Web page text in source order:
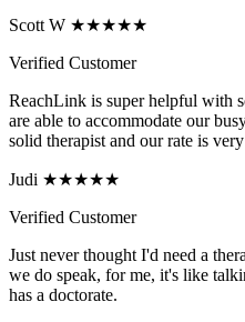
Scott W ★★★★★
Verified Customer
ReachLink is super helpful with
are able to accommodate our
solid therapist and our rate is
Judi ★★★★★
Verified Customer
Just never thought I'd need a
we do speak, for me, it's like
has a doctorate.